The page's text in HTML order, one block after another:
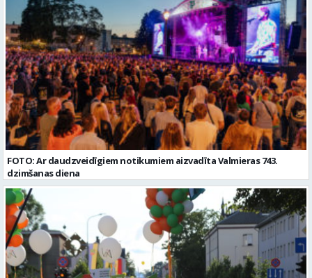
Pieteikto vietu skaits: 2 Aktuāla līdz: 2027-09-07 Darba sākšanas
datums: 2026-08-17 Kontaktpersona: Davids Pavlovs
FOTO: Ar daudzveidīgiem notikumiem aizvadīta Valmieras 743.
dzimšanas diena